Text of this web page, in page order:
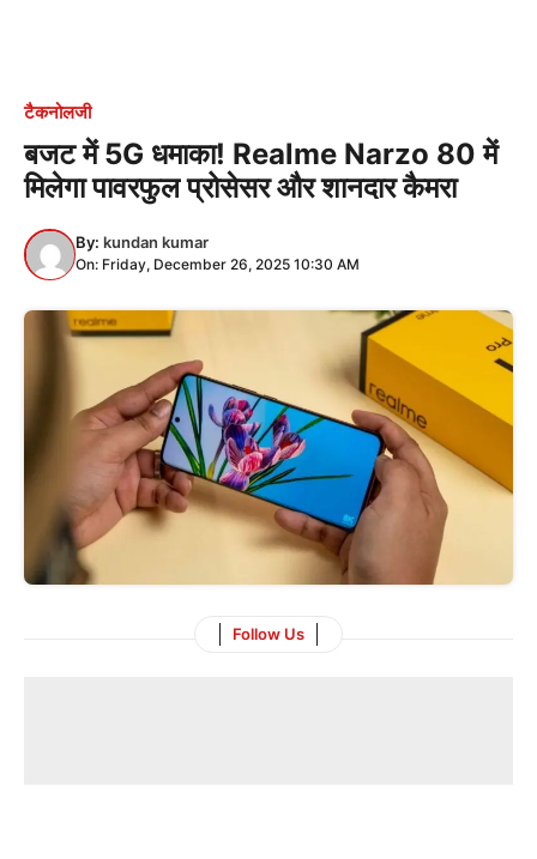
टैकनोलजी
बजट में 5G धमाका! Realme Narzo 80 में
मिलेगा पावरफुल प्रोसेसर और शानदार कैमरा
By: kundan kumar
On: Friday, December 26, 2025 10:30 AM
Follow Us